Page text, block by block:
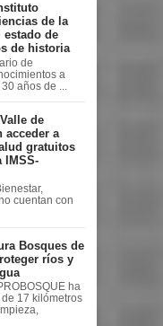
de la
estado de
de historia
de
a
años de ...
de
acceder a
gratuitos
IMSS-
cuentan con
Bosques de
ríos y
ha
17 kilómetros